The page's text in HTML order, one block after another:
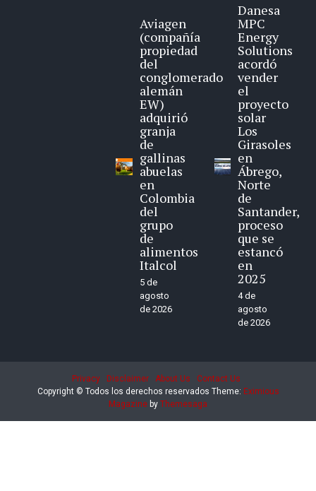
Aviagen
(compañía
propiedad
del
conglomerado
alemán
EW)
adquirió
granja
de
gallinas
abuelas
en
Colombia
del
grupo
de
alimentos
Italcol
5 de
agosto
de 2026
Danesa
MPC
Energy
Solutions
acordó
vender
el
proyecto
solar
Los
Girasoles
en
Ábrego,
Norte
de
Santander,
proceso
que se
estancó
en
2025
4 de
agosto
de 2026
Privacy Disclaimer About Us
Contact Us
Copyright © Todos los derechos reservados Theme: Eximious
Magazine by Themesaga